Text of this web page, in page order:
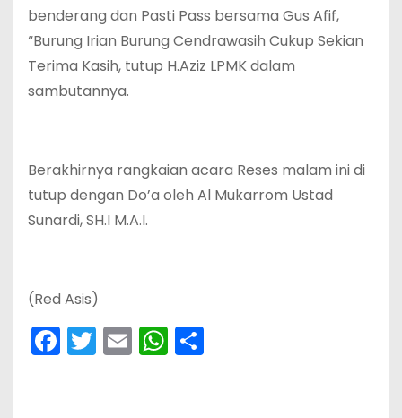
benderang dan Pasti Pass bersama Gus Afif,
“Burung Irian Burung Cendrawasih Cukup Sekian
Terima Kasih, tutup H.Aziz LPMK dalam
sambutannya.
Berakhirnya rangkaian acara Reses malam ini di
tutup dengan Do’a oleh Al Mukarrom Ustad
Sunardi, SH.I M.A.I.
(Red Asis)
F
a
T
w
E
m
W
h